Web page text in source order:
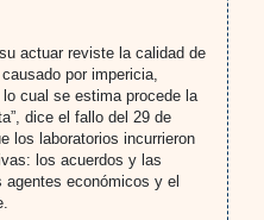
actuar reviste la calidad de
por impericia,
cual se estima procede la
dice el fallo del 29 de
los laboratorios incurrieron
los acuerdos y las
económicos y el